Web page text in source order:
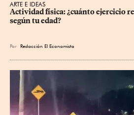
ARTE E IDEAS
Actividad física: ¿cuánto ejercicio
según tu edad?
Por Redacción El Economista